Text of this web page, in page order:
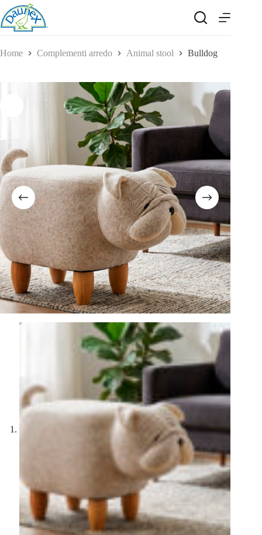
Salta
al
contenuto
Home Complementi arredo Animal stool Bulldog